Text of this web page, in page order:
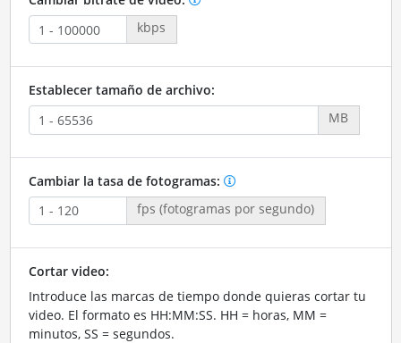
kbps
Establecer tamaño de archivo:
MB
Cambiar la tasa de fotogramas:
fps (fotogramas por segundo)
Cortar video:
Introduce las marcas de tiempo donde quieras cortar tu
video. El formato es HH:MM:SS. HH = horas, MM =
minutos, SS = segundos.